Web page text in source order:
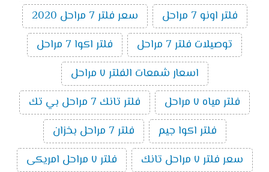
فلتر اونو 7 مراحل
سعر فلتر 7 مراحل 2020
توصيلات فلتر 7 مراحل
فلتر اكوا 7 مراحل
اسعار شمعات الفلتر ٧ مراحل
فلتر مياه ٧ مراحل
فلتر تانك 7 مراحل بي تك
فلتر اكوا جيم
فلتر 7 مراحل بخزان
سعر فلتر ٧ مراحل تانك
فلتر ٧ مراحل امريكى